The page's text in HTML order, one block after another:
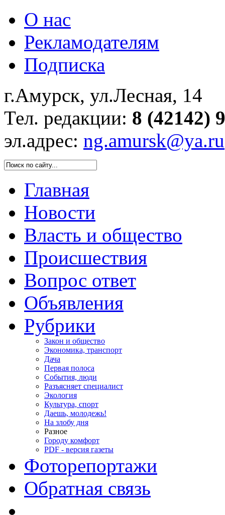
О нас
Рекламодателям
Подписка
г.Амурск, ул.Лесная, 14
Тел. редакции: 8 (42142)
эл.адрес: ng.amursk@ya.ru
Главная
Новости
Власть и общество
Происшествия
Вопрос ответ
Объявления
Рубрики
Закон и общество
Экономика, транспорт
Дача
Первая полоса
События, люди
Разъясняет специалист
Экология
Культура, спорт
Даешь, молодежь!
На злобу дня
Разное
Городу комфорт
PDF - версия газеты
Фоторепортажи
Обратная связь